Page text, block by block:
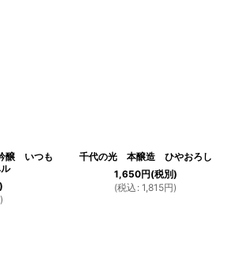
醸 いつも
)
千代の光 本醸造 ひやおろし
1,650円(税別)
(税込 : 1,815円)